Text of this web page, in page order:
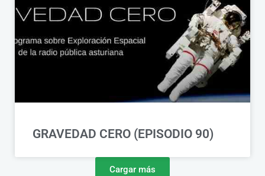
GRAVEDAD CERO (EPISODIO 90)
Cargar más